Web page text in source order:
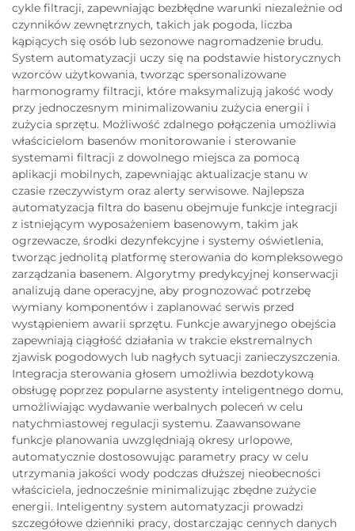
cykle filtracji, zapewniając bezbłędne warunki niezależnie od
czynników zewnętrznych, takich jak pogoda, liczba
kąpiących się osób lub sezonowe nagromadzenie brudu.
System automatyzacji uczy się na podstawie historycznych
wzorców użytkowania, tworząc spersonalizowane
harmonogramy filtracji, które maksymalizują jakość wody
przy jednoczesnym minimalizowaniu zużycia energii i
zużycia sprzętu. Możliwość zdalnego połączenia umożliwia
właścicielom basenów monitorowanie i sterowanie
systemami filtracji z dowolnego miejsca za pomocą
aplikacji mobilnych, zapewniając aktualizacje stanu w
czasie rzeczywistym oraz alerty serwisowe. Najlepsza
automatyzacja filtra do basenu obejmuje funkcje integracji
z istniejącym wyposażeniem basenowym, takim jak
ogrzewacze, środki dezynfekcyjne i systemy oświetlenia,
tworząc jednolitą platformę sterowania do kompleksowego
zarządzania basenem. Algorytmy predykcyjnej konserwacji
analizują dane operacyjne, aby prognozować potrzebę
wymiany komponentów i zaplanować serwis przed
wystąpieniem awarii sprzętu. Funkcje awaryjnego obejścia
zapewniają ciągłość działania w trakcie ekstremalnych
zjawisk pogodowych lub nagłych sytuacji zanieczyszczenia.
Integracja sterowania głosem umożliwia bezdotykową
obsługę poprzez popularne asystenty inteligentnego domu,
umożliwiając wydawanie werbalnych poleceń w celu
natychmiastowej regulacji systemu. Zaawansowane
funkcje planowania uwzględniają okresy urlopowe,
automatycznie dostosowując parametry pracy w celu
utrzymania jakości wody podczas dłuższej nieobecności
właściciela, jednocześnie minimalizując zbędne zużycie
energii. Inteligentny system automatyzacji prowadzi
szczegółowe dzienniki pracy, dostarczając cennych danych